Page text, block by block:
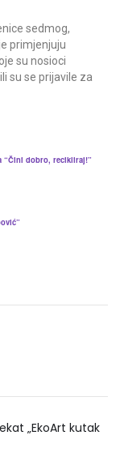
sedmog,
primjenjuju
su nosioci
su se prijavile za
“Čini dobro, recikliraj!”
„EkoArt kutak